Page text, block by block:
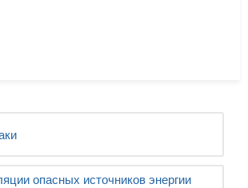
опасных источников энергии